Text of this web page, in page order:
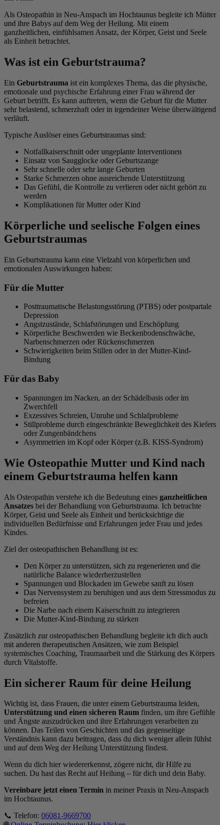
Als Osteopathin in Neu-Anspach im Hochtaunus begleite ich Mütter
und ihre Babys auf dem Weg der Heilung. Mit einem
ganzheitlichen, einfühlsamen Ansatz, der Körper, Geist und Seele
als Einheit betrachtet.
Was ist ein Geburtstrauma?
Ein Geburtstrauma ist ein komplexes Thema, das die physische,
emotionale und psychische Erfahrung einer Frau während der
Geburt betrifft. Es kann auftreten, wenn die Geburt für die Mutter
sehr belastend, schmerzhaft oder in irgendeiner Weise überwältigend
verläuft.
Typische Auslöser eines Geburtstraumas sind:
Notfallkaiserschnitt oder ungeplante Interventionen
Einsatz von Saugglocke oder Geburtszange
Sehr schnelle oder sehr lange Geburten
Starke Schmerzen ohne ausreichende Unterstützung
Das Gefühl, die Kontrolle zu verlieren oder nicht gehört zu
werden
Komplikationen für Mutter oder Kind
Körperliche und seelische Folgen eines
Geburtstraumas
Ein Geburtstrauma kann eine Vielzahl von körperlichen und
emotionalen Auswirkungen haben:
Für die Mutter
Posttraumatische Belastungsstörung (PTBS) oder postpartale
Depression
Angstzustände, Schlafstörungen und Erschöpfung
Körperliche Beschwerden wie Beckenbodenschwäche,
Narbenschmerzen oder Rückenschmerzen
Schwierigkeiten beim Stillen oder in der Mutter-Kind-
Bindung
Für das Baby
Spannungen im Nacken, an der Schädelbasis oder im
Zwerchfell
Exzessives Schreien, Unruhe und Schlafprobleme
Stillprobleme durch eingeschränkte Beweglichkeit des Kiefers
oder Zungenbändchens
Asymmetrien im Kopf oder Körper (z.B. KISS-Syndrom)
Wie Osteopathie Mutter und Kind nach
einem Geburtstrauma helfen kann
Als Osteopathin verstehe ich die Bedeutung eines ganzheitlichen
Ansatzes bei der Behandlung von Geburtstrauma. Ich betrachte
Körper, Geist und Seele als Einheit und berücksichtige die
individuellen Bedürfnisse und Erfahrungen jeder Frau und jedes
Kindes.
Ziel der osteopathischen Behandlung ist es:
Den Körper zu unterstützen, sich zu regenerieren und die
natürliche Balance wiederherzustellen
Spannungen und Blockaden im Gewebe sanft zu lösen
Das Nervensystem zu beruhigen und aus dem Stressmodus zu
befreien
Die Narbe nach einem Kaiserschnitt zu integrieren
Die Mutter-Kind-Bindung zu stärken
Zusätzlich zur osteopathischen Behandlung begleite ich dich auch
mit anderen therapeutischen Ansätzen, wie zum Beispiel
systemisches Coaching, Traumaarbeit und die Stärkung des Körpers
durch Vitalstoffe.
Ein sicherer Raum für deine Heilung
Wichtig ist, dass Frauen, die unter einem Geburtstrauma leiden,
Unterstützung und einen sicheren Raum finden, um ihre Gefühle
und Ängste auszudrücken und ihre Erfahrungen verarbeiten zu
können. Das Teilen von Geschichten und das gegenseitige
Verständnis kann dazu beitragen, dass du dich weniger allein fühlst
und auf dem Weg der Heilung Unterstützung findest.
Wenn du dich hier wiedererkennst, zögere nicht, dir Hilfe zu
suchen. Du hast das Recht auf Heilung – für dich und dein Baby.
Vereinbare jetzt einen Termin in meiner Praxis in Neu-Anspach
im Hochtaunus.
📞 Telefon: 06081-9669700